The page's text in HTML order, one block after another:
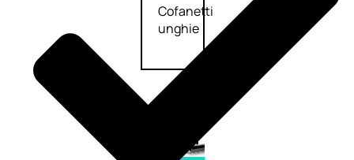
Cofanetti
unghie